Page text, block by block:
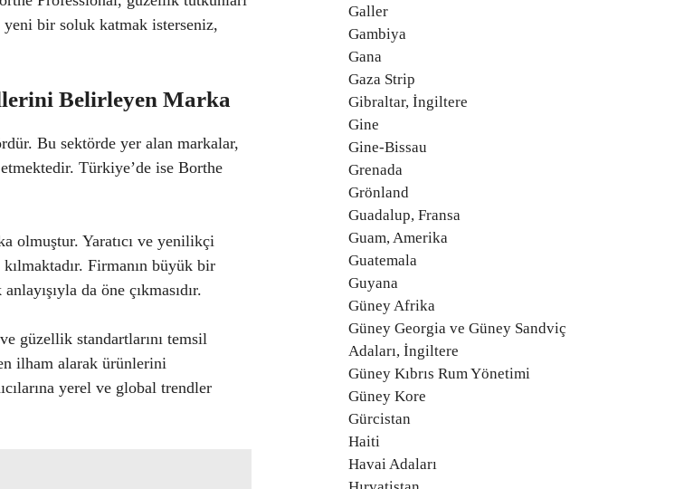
bir soluk katmak isterseniz,
Belirleyen Marka
Bu sektörde yer alan markalar,
Türkiye’de ise Borthe
olmuştur. Yaratıcı ve yenilikçi
Firmanın büyük bir
da öne çıkmasıdır.
güzellik standartlarını temsil
ilham alarak ürünlerini
yerel ve global trendler
Galler
Gambiya
Gana
Gaza Strip
Gibraltar, İngiltere
Gine
Gine-Bissau
Grenada
Grönland
Guadalup, Fransa
Guam, Amerika
Guatemala
Guyana
Güney Afrika
Güney Georgia ve Güney Sandviç
Adaları, İngiltere
Güney Kıbrıs Rum Yönetimi
Güney Kore
Gürcistan
Haiti
Havai Adaları